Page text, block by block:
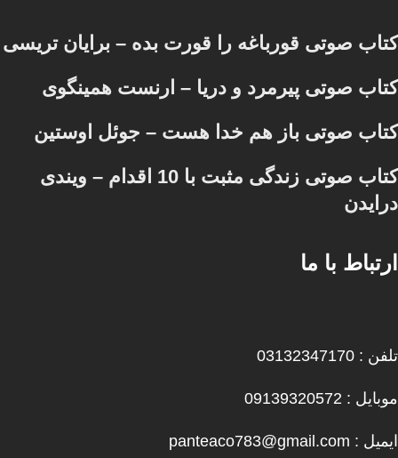
کتاب صوتی قورباغه را قورت بده – برایان تریسی
کتاب صوتی پیرمرد و دریا – ارنست همینگوی
کتاب صوتی باز هم خدا هست – جوئل اوستین
کتاب صوتی زندگی مثبت با 10 اقدام – ویندی
درایدن
ارتباط با ما
تلفن : 03132347170
موبایل : 09139320572
ایمیل : panteaco783@gmail.com